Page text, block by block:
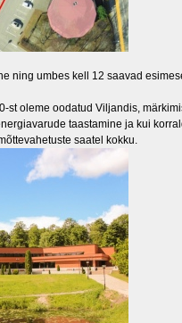
ning umbes kell 12 saavad
st oleme oodatud Viljandis,
taastamine ja kui
saatel kokku.